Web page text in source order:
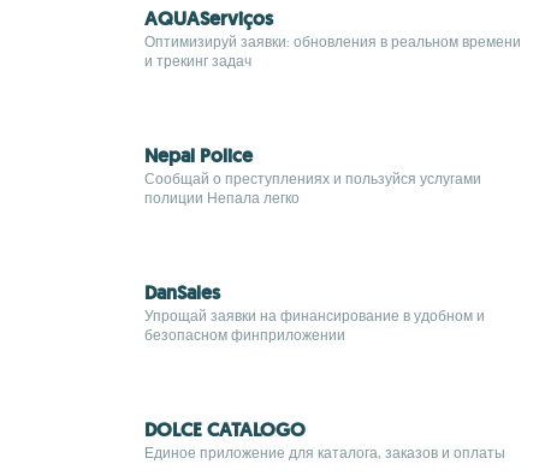
AQUAServiços
Оптимизируй заявки: обновления в реальном времени
и трекинг задач
Nepal Police
Сообщай о преступлениях и пользуйся услугами
полиции Непала легко
DanSales
Упрощай заявки на финансирование в удобном и
безопасном финприложении
DOLCE CATALOGO
Единое приложение для каталога, заказов и оплаты